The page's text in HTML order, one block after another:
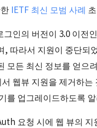
IETF 최신 모범 사례
그인의 버전이 3.0 이전
, 따라서 지원이 중단되
모든 최신 정보를 얻으
웹뷰 지원을 제거하
를 업그레이드하도록
요청 시에 웹 뷰의